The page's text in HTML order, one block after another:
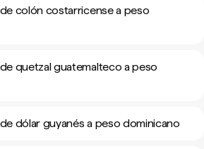
colón costarricense a peso
quetzal guatemalteco a peso
dólar guyanés a peso dominicano